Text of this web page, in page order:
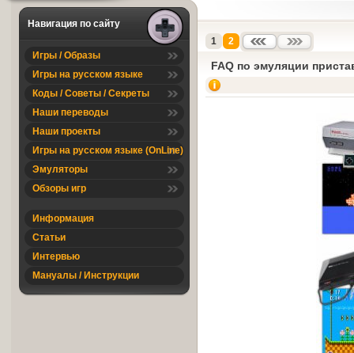
Навигация по сайту
Игры / Образы
Игры на русском языке
Коды / Советы / Секреты
Наши переводы
Наши проекты
Игры на русском языке (OnLine)
Эмуляторы
Обзоры игр
Информация
Статьи
Интервью
Мануалы / Инструкции
1 2
FAQ по эмуляции